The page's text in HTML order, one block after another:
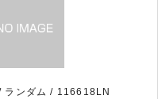
ランダム / 116618LN